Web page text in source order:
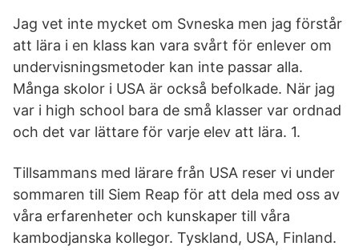
Jag vet inte mycket om Svneska men jag förstår
att lära i en klass kan vara svårt för enlever om
undervisningsmetoder kan inte passar alla.
Många skolor i USA är också befolkade. När jag
var i high school bara de små klasser var ordnad
och det var lättare för varje elev att lära. 1.
Tillsammans med lärare från USA reser vi under
sommaren till Siem Reap för att dela med oss av
våra erfarenheter och kunskaper till våra
kambodjanska kollegor. Tyskland, USA, Finland.